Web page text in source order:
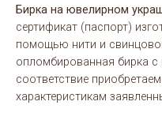
Бирка на ювелирном
сертификат (паспорт)
помощью нити и
опломбированная бирка с
соответствие
характеристикам